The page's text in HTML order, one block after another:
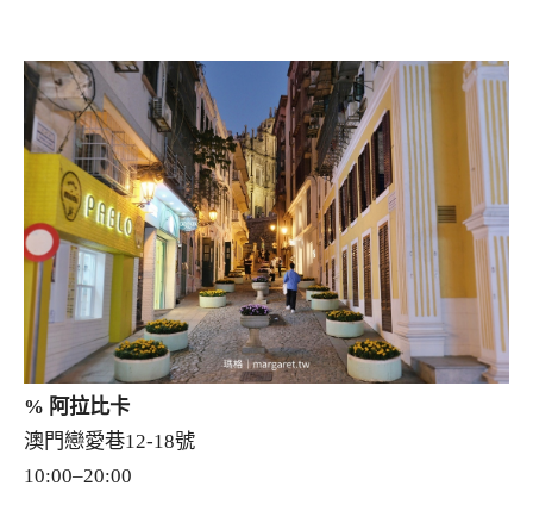
% 阿拉比卡
澳門戀愛巷12-18號
10:00–20:00